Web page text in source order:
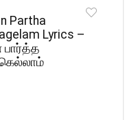
Partha
Lyrics –
பார்த்த